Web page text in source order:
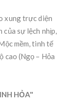
xung trực diện
của sự lệch nhịp,
mềm, tinh tế
cao (Ngọ – Hỏa
HỎA"